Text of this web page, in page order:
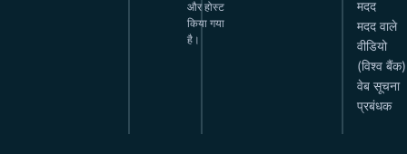
और होस्ट
किया गया
है।
मदद
मदद वाले
वीडियो
(विश्व बैंक)
वेब सूचना
प्रबंधक